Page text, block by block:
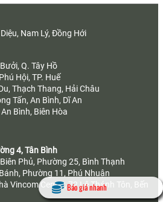
Nam Lý, Đồng Hới
Q. Tây Hồ
Hội, TP. Huế
Thạch Thang, Hải Châu
Tấn, An Bình, Dĩ An
Bình, Biên Hòa
4, Tân Bình
Phủ, Phường 25, Bình Thạnh
Phường 11, Phú Nhuận
Vincom Center, 72 Lê Thánh Tôn, Bến
Báo giá nhanh